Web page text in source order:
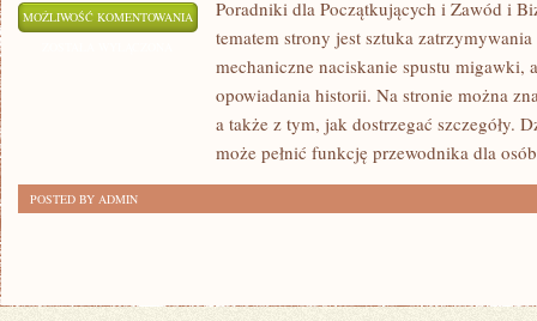
MOŻLIWOŚĆ KOMENTOWANIA EDYCJA
POSTPRODUKCJA
Poradniki dla Początkujących i Zawód i
tematem strony jest sztuka
mechaniczne naciskanie spustu migawki,
opowiadania historii. Na stronie można
a także z tym, jak dostrzegać szczegóły.
może pełnić funkcję przewodnika dla
POSTED BY ADMIN